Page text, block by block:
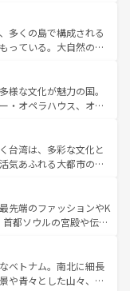
きる。 なお、新
を参照してほしい。
ピング、エンターテイ
トだ。一方、アメリカ
キャニオンやイエロー
美食が融合した独特の
地域で異なる魅力を楽
史を感じることができ
しい。
多くの島で構成される
っている。大自然の神
観光地といえばオアフ
ウイ島やカウアイ島が
く海をはじめ、豊かな
迎えてくれるハワイの
ワイアンミュージッ
てがハワイの魅力を彩
。
様な文化が魅力の国。
・オペラハウス、オー
ウルル（エアーズロッ
ケアンズの熱帯雨林な
フェやワイン、オージ
り、サーフィンやダイ
ア好きにはたまらな
存分に味わいつくそ
台湾は、多彩な文化と
気あふれる大都市の台
部など、都市の喧騒
れる人に新しい発見と
深い台湾の食文化も魅
ラエティ豊かな料理
報は コンテンツ一覧を参
先端のファッションやK
都ソウルの宮殿や伝統
然美を楽しむことが
品のストリートフード
いる。夜には、韓国な
ベトナム。南北に細長
や青々とした山々、世